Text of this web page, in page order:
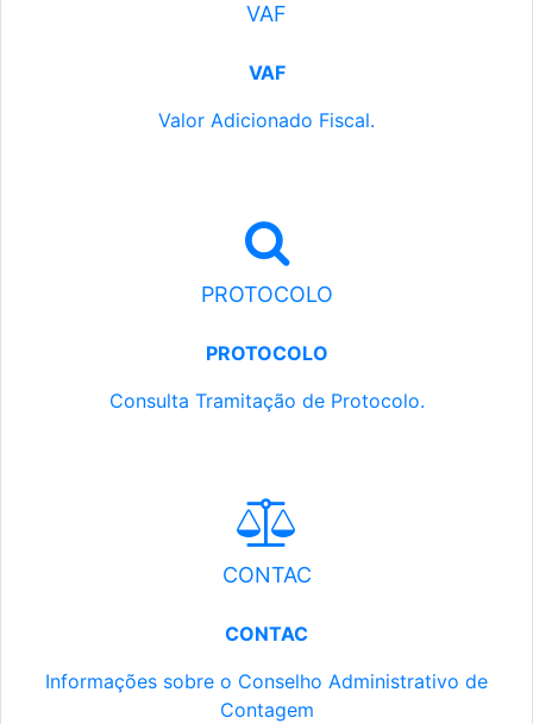
VAF
VAF
Valor Adicionado Fiscal.
PROTOCOLO
PROTOCOLO
Consulta Tramitação de Protocolo.
CONTAC
CONTAC
Informações sobre o Conselho Administrativo de
Contagem